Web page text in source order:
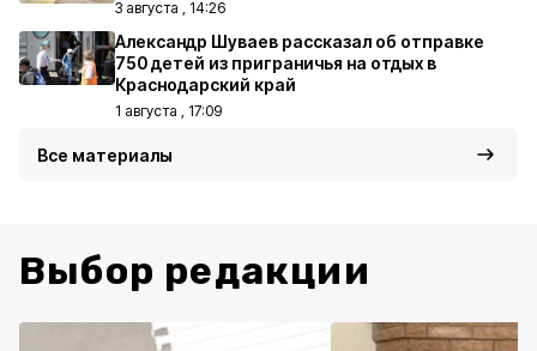
3 августа , 14:26
Александр Шуваев рассказал об отправке
750 детей из приграничья на отдых в
Краснодарский край
1 августа , 17:09
Все материалы
Выбор редакции